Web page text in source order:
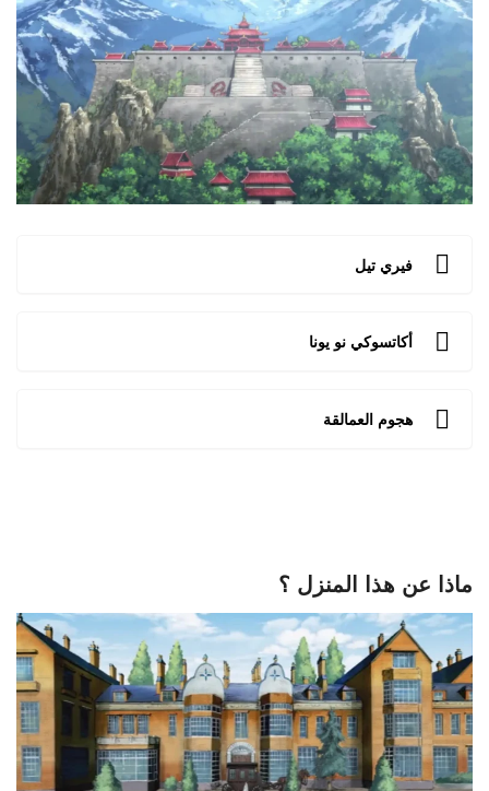
فيري تيل
أكاتسوكي نو يونا
هجوم العمالقة
ماذا عن هذا المنزل ؟